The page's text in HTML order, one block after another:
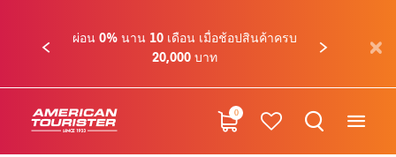
ผ่อน 0% นาน 10 เดือน เมื่อช้อปสินค้าครบ
20,000 บาท
0